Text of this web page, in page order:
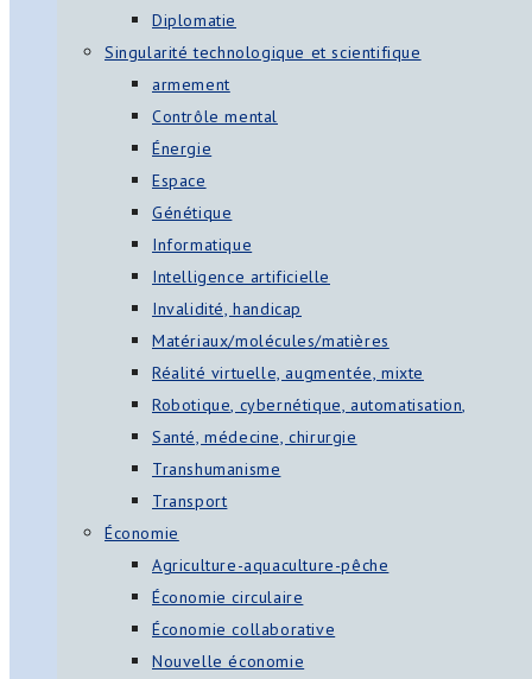
Diplomatie
Singularité technologique et scientifique
armement
Contrôle mental
Énergie
Espace
Génétique
Informatique
Intelligence artificielle
Invalidité, handicap
Matériaux/molécules/matières
Réalité virtuelle, augmentée, mixte
Robotique, cybernétique, automatisation,
Santé, médecine, chirurgie
Transhumanisme
Transport
Économie
Agriculture-aquaculture-pêche
Économie circulaire
Économie collaborative
Nouvelle économie